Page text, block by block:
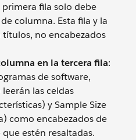
primera fila solo debe
columna. Esta fila y la
no encabezados
en la tercera fila:
de software,
las celdas
y Sample Size
como encabezados de
estén resaltadas.